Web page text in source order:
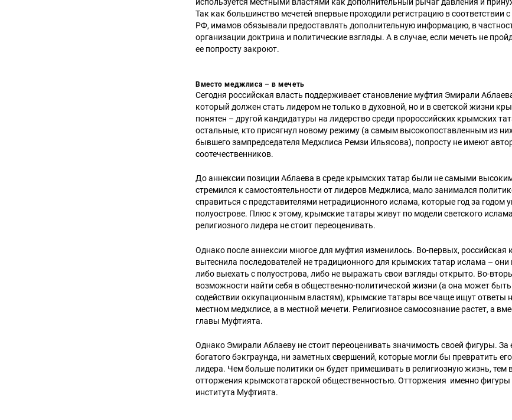
используется местными властями как дополнительный рычаг давления и
Так как большинство мечетей впервые проходили регистрацию в соответствии
РФ, имамов обязывали предоставлять дополнительную информацию, в
организации доктрина и политические взгляды. А в случае, если мечеть не
ее попросту закроют.
Вместо меджлиса – в мечеть
Сегодня российская власть поддерживает становление муфтия Эмирали
который должен стать лидером не только в духовной, но и в светской жизни
понятен – другой кандидатуры на лидерство среди пророссийских крымских
остальные, кто присягнул новому режиму (а самым высокопоставленным из
бывшего зампредседателя Меджлиса Ремзи Ильясова), попросту не имеют
соотечественников.
До аннексии позиции Аблаева в среде крымских татар были не самыми
стремился к самостоятельности от лидеров Меджлиса, мало занимался
справиться с представителями нетрадиционного ислама, которые год за годом
полуострове. Плюс к этому, крымские татары живут по модели светского
религиозного лидера не стоит переоценивать.
Однако после аннексии многое для муфтия изменилось. Во-первых, российская
вытеснила последователей не традиционного для крымских татар ислама –
либо выехать с полуострова, либо не выражать свои взгляды открыто. Во-
возможности найти себя в общественно-политической жизни (а она может
содействии оккупационным властям), крымские татары все чаще ищут ответы
местном меджлисе, а в местной мечети. Религиозное самосознание растет, а
главы Муфтията.
Однако Эмирали Аблаеву не стоит переоценивать значимость своей фигуры. За
богатого бэкграунда, ни заметных свершений, которые могли бы превратить
лидера. Чем больше политики он будет примешивать в религиозную жизнь, тем
отторжения крымскотатарской общественностью. Отторжения именно фигуры
института Муфтията.